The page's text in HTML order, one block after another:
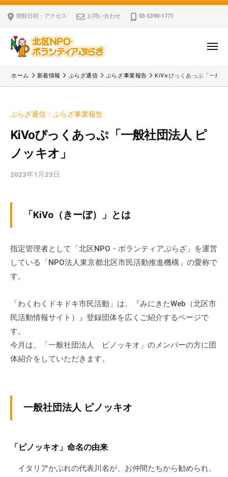
コ
ス
開館日程・アクセス お問い合わせ 03-5390-1771
区
P
・
ボ
ら
ざ
北
P
O
ボ
ら
ざ
P
O
・
ボ
動
メ
ー
ホーム 新着情報 ぷらざ通信 ぷらざ事業報告 KiVoぴっくあっぷ「一般
ぷらざ通信 / ぷらざ事業報告
KiVoぴっくあっぷ「一般社団法人 ピ
ノッキオ」
2023年1月23日
v
a
d
「KiVo（きーぼ）」とは
指定管理者として「北区NPO・ボランティアぷらざ」を運営
している「NPO法人東京都北区市民活動推進機構」の愛称で
す。
「わくわくドキドキ市民活動」は、『みにきたWeb（北区市
民活動情報サイト）』登録団体を広くご紹介するページで
す。
今月は、「一般社団法人 ピノッキオ」のメンバーの方に団
体紹介をしていただきます。
一般社団法人 ピノッキオ
「ピノッキオ」命名の由来
イタリアかぶれの代表川名が、お仲間たちから勧められ、
区
N
O
・
ラ
ィ
ア
ぷ
ら
ー